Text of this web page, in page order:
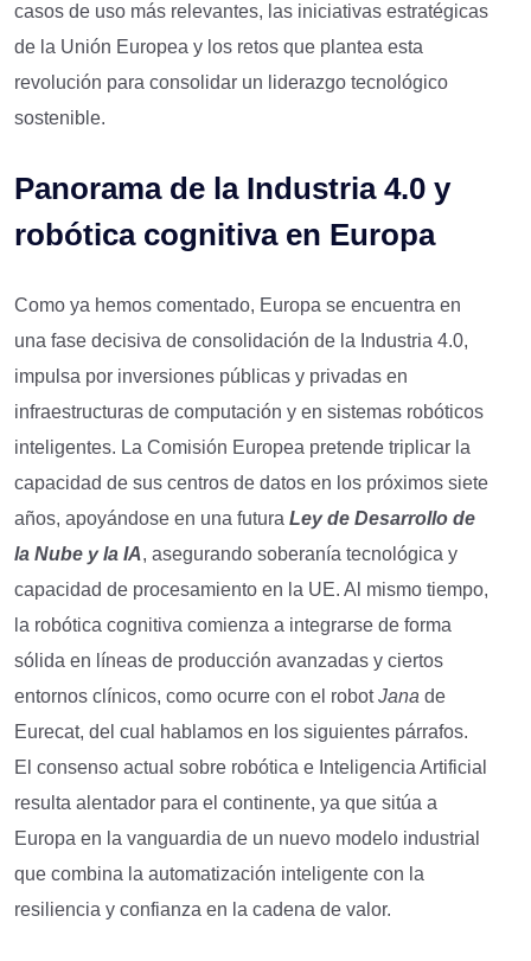
casos de uso más relevantes, las iniciativas estratégicas
de la Unión Europea y los retos que plantea esta
revolución para consolidar un liderazgo tecnológico
sostenible.
Panorama de la Industria 4.0 y
robótica cognitiva en Europa
Como ya hemos comentado, Europa se encuentra en
una fase decisiva de consolidación de la Industria 4.0,
impulsa por inversiones públicas y privadas en
infraestructuras de computación y en sistemas robóticos
inteligentes. La Comisión Europea pretende triplicar la
capacidad de sus centros de datos en los próximos siete
años, apoyándose en una futura Ley de Desarrollo de
la Nube y la IA, asegurando soberanía tecnológica y
capacidad de procesamiento en la UE. Al mismo tiempo,
la robótica cognitiva comienza a integrarse de forma
sólida en líneas de producción avanzadas y ciertos
entornos clínicos, como ocurre con el robotJana de
Eurecat, del cual hablamos en los siguientes párrafos.
El consenso actual sobre robótica e Inteligencia Artificial
resulta alentador para el continente, ya que sitúa a
Europa en la vanguardia de un nuevo modelo industrial
que combina la automatización inteligente con la
resiliencia y confianza en la cadena de valor.